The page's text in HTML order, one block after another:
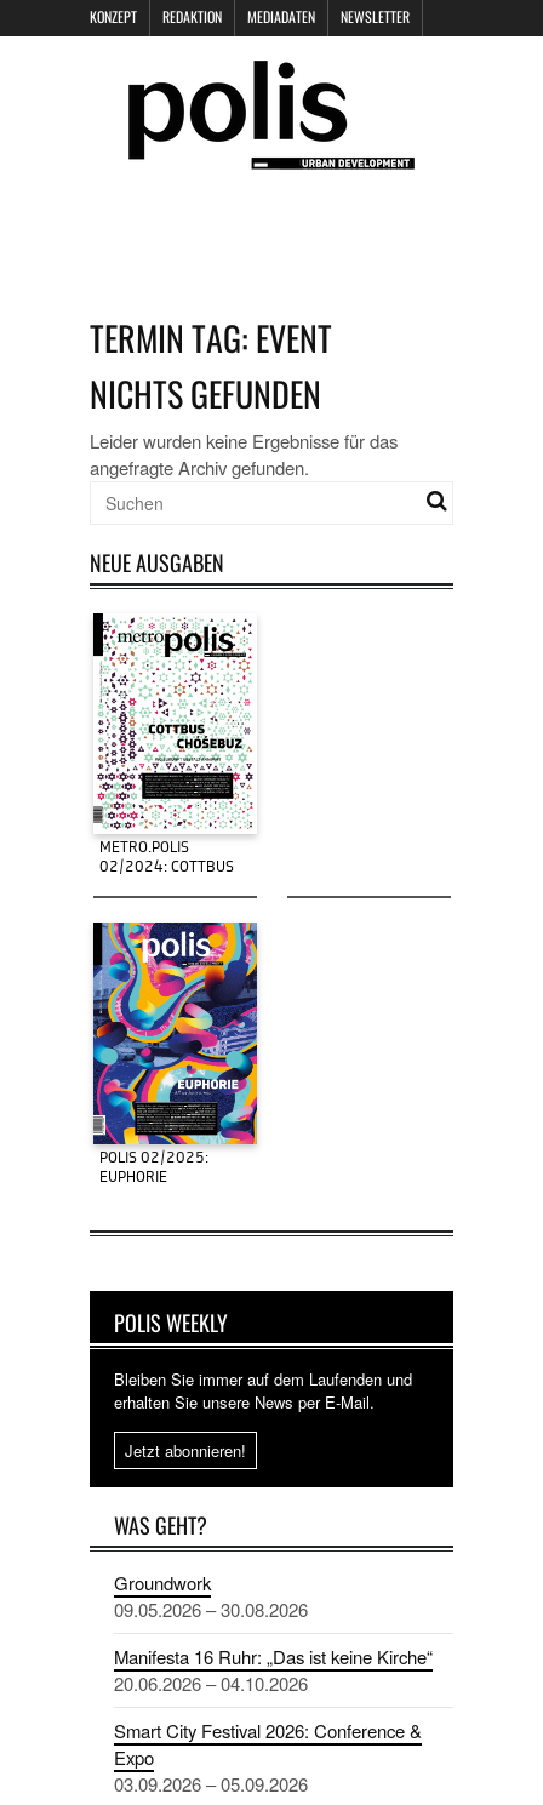
KONZEPT REDAKTION MEDIADATEN NEWSLETTER
DATENSCHUTZ
TERMIN TAG:EVENT
NICHTS GEFUNDEN
Leider wurden keine Ergebnisse für das
angefragte Archiv gefunden.
NEUE AUSGABEN
METRO.POLIS
02/2024: COTTBUS
POLIS 02/2025:
EUPHORIE
POLIS WEEKLY
Bleiben Sie immer auf dem Laufenden und
erhalten Sie unsere News per E-Mail.
Jetzt abonnieren!
WAS GEHT?
Groundwork
09.05.2026 – 30.08.2026
Manifesta 16 Ruhr: „Das ist keine Kirche“
20.06.2026 – 04.10.2026
Smart City Festival 2026: Conference &
Expo
03.09.2026 – 05.09.2026